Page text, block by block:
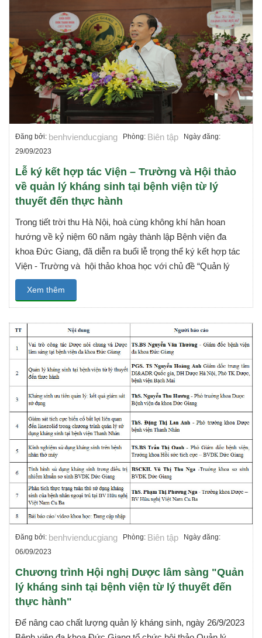
Đăng bởi: benhvienducgiang Phòng: Biên tập Ngày đăng:
29/09/2023
Lễ ký kết hợp tác Viện – Trường và Hội thảo
về quản lý kháng sinh tại bệnh viện từ lý
thuyết đến thực hành
Trong tiết trời thu Hà Nội, hoà cùng không khí hân hoan
hướng về kỷ niệm 60 năm ngày thành lập Bệnh viện đa
khoa Đức Giang, đã diễn ra buổi lễ trọng thể ký kết hợp tác
Viện - Trường và hội thảo khoa học với chủ đề “Quản lý
Xem thêm
Đăng bởi: benhvienducgiang Phòng: Biên tập Ngày đăng:
06/09/2023
Chương trình Hội nghị Dược lâm sàng "Quản
lý kháng sinh tại bệnh viện từ lý thuyết đến
thực hành"
Để nâng cao chất lượng quản lý kháng sinh, ngày 26/9/2023